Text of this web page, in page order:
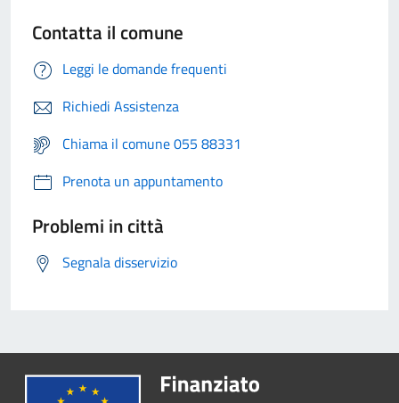
Contatta il comune
Leggi le domande frequenti
Richiedi Assistenza
Chiama il comune 055 88331
Prenota un appuntamento
Problemi in città
Segnala disservizio